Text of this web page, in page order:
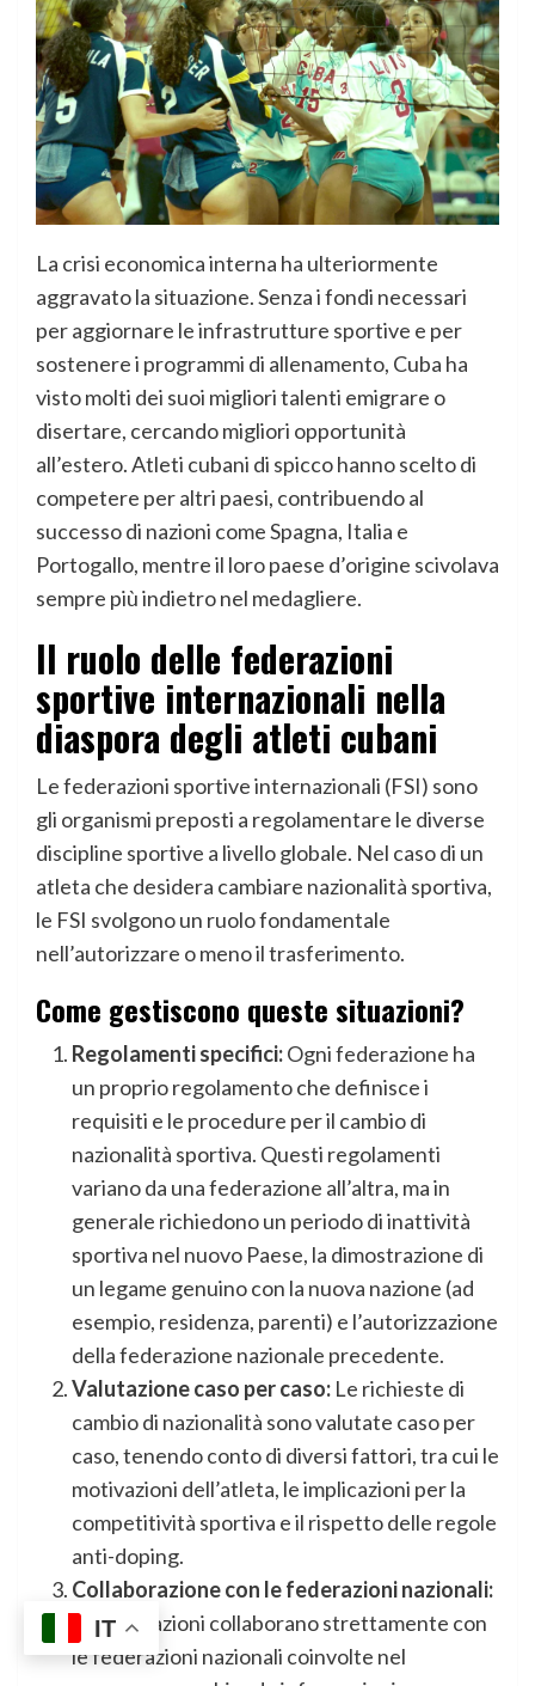
La crisi economica interna ha ulteriormente
aggravato la situazione. Senza i fondi necessari
per aggiornare le infrastrutture sportive e per
sostenere i programmi di allenamento, Cuba ha
visto molti dei suoi migliori talenti emigrare o
disertare, cercando migliori opportunità
all’estero. Atleti cubani di spicco hanno scelto di
competere per altri paesi, contribuendo al
successo di nazioni come Spagna, Italia e
Portogallo, mentre il loro paese d’origine scivolava
sempre più indietro nel medagliere.
Il ruolo delle federazioni
sportive internazionali nella
diaspora degli atleti cubani
Le federazioni sportive internazionali (FSI) sono
gli organismi preposti a regolamentare le diverse
discipline sportive a livello globale. Nel caso di un
atleta che desidera cambiare nazionalità sportiva,
le FSI svolgono un ruolo fondamentale
nell’autorizzare o meno il trasferimento.
Come gestiscono queste situazioni?
Regolamenti specifici:Ogni federazione ha
un proprio regolamento che definisce i
requisiti e le procedure per il cambio di
nazionalità sportiva. Questi regolamenti
variano da una federazione all’altra, ma in
generale richiedono un periodo di inattività
sportiva nel nuovo Paese, la dimostrazione di
un legame genuino con la nuova nazione (ad
esempio, residenza, parenti) e l’autorizzazione
della federazione nazionale precedente.
Valutazione caso per caso: Le richieste di
cambio di nazionalità sono valutate caso per
caso, tenendo conto di diversi fattori, tra cui le
motivazioni dell’atleta, le implicazioni per la
competitività sportiva e il rispetto delle regole
anti-doping.
Collaborazione con le federazioni nazionali:
Le federazioni collaborano strettamente con
le federazioni nazionali coinvolte nel
IT